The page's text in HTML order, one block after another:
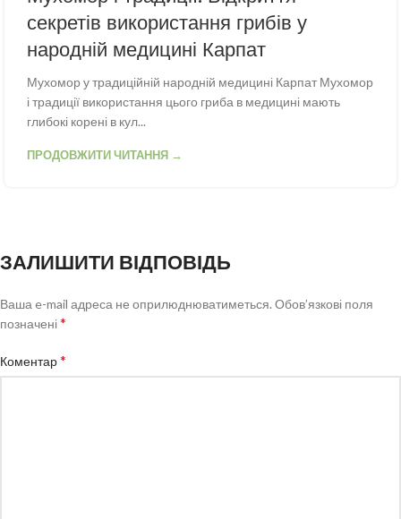
секретів використання грибів у
народній медицині Карпат
Мухомор у традиційній народній медицині Карпат Мухомор
і традиції використання цього гриба в медицині мають
глибокі корені в кул...
ПРОДОВЖИТИ ЧИТАННЯ →
ЗАЛИШИТИ ВІДПОВІДЬ
Ваша e-mail адреса не оприлюднюватиметься. Обов’язкові поля
позначені*
Коментар*